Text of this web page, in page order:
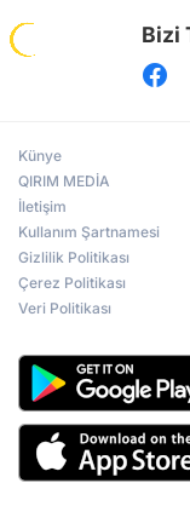
Bizi
Künye
QIRIM MEDİA
İletişim
Kullanım Şartnamesi
Gizlilik Politikası
Çerez Politikası
Veri Politikası